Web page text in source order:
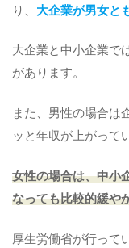
り、 大企業が男女と
大企業と中小企業で
があります。
また、男性の場合は
ッと年収が上がって
女性の場合は、中小
なっても比較的緩や
厚生労働省が行って